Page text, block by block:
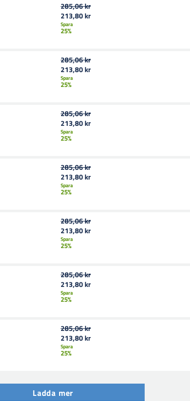
285,06 kr
213,80 kr
Spara
25%
285,06 kr
213,80 kr
Spara
25%
285,06 kr
213,80 kr
Spara
25%
285,06 kr
213,80 kr
Spara
25%
285,06 kr
213,80 kr
Spara
25%
285,06 kr
213,80 kr
Spara
25%
285,06 kr
213,80 kr
Spara
25%
Ladda mer